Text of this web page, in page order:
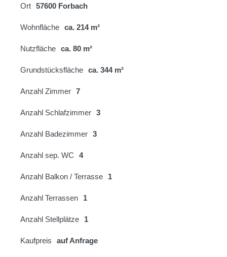
Ort 57600 Forbach
Wohnfläche ca. 214 m²
Nutzfläche ca. 80 m²
Grundstücksfläche ca. 344 m²
Anzahl Zimmer 7
Anzahl Schlafzimmer 3
Anzahl Badezimmer 3
Anzahl sep. WC 4
Anzahl Balkon / Terrasse 1
Anzahl Terrassen 1
Anzahl Stellplätze 1
Kaufpreis auf Anfrage